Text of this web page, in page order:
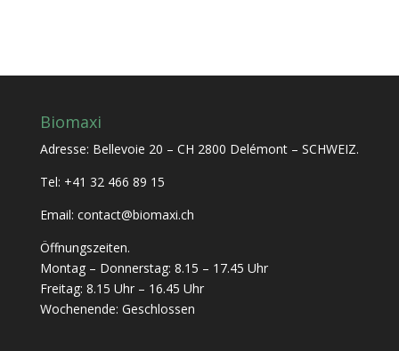
Biomaxi
Adresse: Bellevoie 20 – CH 2800 Delémont – SCHWEIZ.
Tel: +41 32 466 89 15
Email: contact@biomaxi.ch
Öffnungszeiten.
Montag – Donnerstag: 8.15 – 17.45 Uhr
Freitag: 8.15 Uhr – 16.45 Uhr
Wochenende: Geschlossen